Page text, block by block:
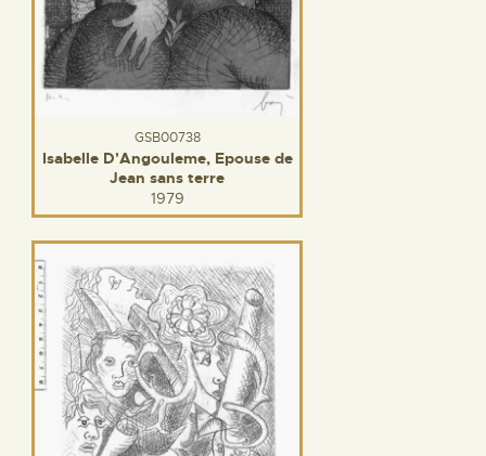
GSB00738
Isabelle D'Angouleme, Epouse de
Jean sans terre
1979